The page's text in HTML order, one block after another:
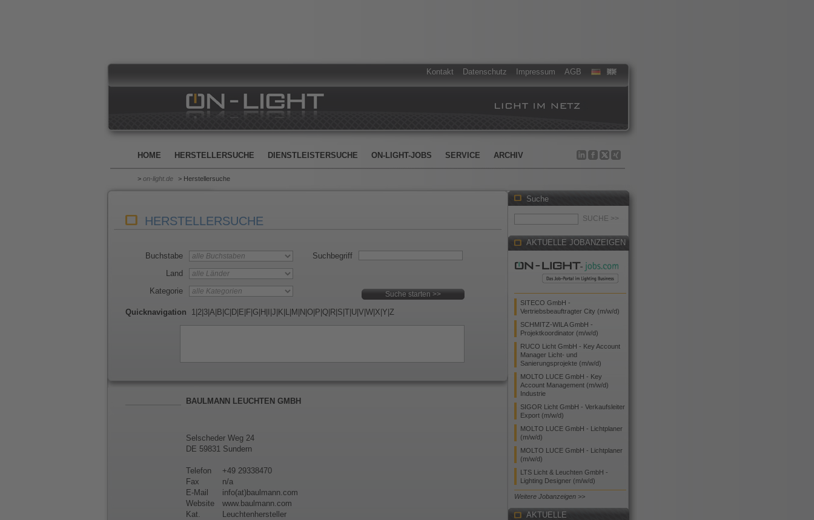
Kontakt Datenschutz Impressum AGB
HOME HERSTELLERSUCHE DIENSTLEISTERSUCHE ON-LIGHT-JOBS SERVICE ARCHIV
> on-light.de > Herstellersuche
HERSTELLERSUCHE
Buchstabe
Land
Kategorie
Suchbegriff
Quicknavigation 1 2 3 A B C D E F G H J K L M N O P Q R S T U V W X Y Z
BAULMANN LEUCHTEN GMBH
Selscheder Weg 24
DE 59831 Sundern
Telefon
+49 29338470
Fax
n/a
E-Mail
info(at)baulmann.com
Website
www.baulmann.com
Kat.
Leuchtenhersteller
Suche
AKTUELLE JOBANZEIGEN
SITECO GmbH -
Vertriebsbeauftragter City (m/w/d)
SCHMITZ-WILA GmbH -
Projektkoordinator (m/w/d)
RUCO Licht GmbH - Key Account
Manager Licht- und
Sanierungsprojekte (m/w/d)
MOLTO LUCE GmbH - Key
Account Management (m/w/d)
Industrie
SIGOR Licht GmbH - Verkaufsleiter
Export (m/w/d)
MOLTO LUCE GmbH - Lichtplaner
(m/w/d)
MOLTO LUCE GmbH - Lichtplaner
(m/w/d)
LTS Licht & Leuchten GmbH -
Lighting Designer (m/w/d)
Weitere Jobanzeigen >>
AKTUELLE